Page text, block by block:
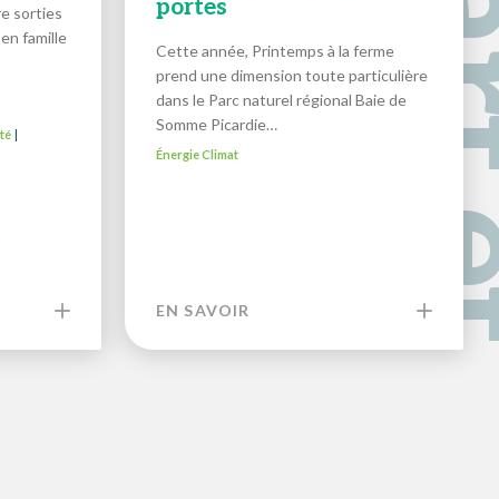
sorties
famille
|
portes
Cette année, Printemps à la ferme
prend une dimension toute particulière
dans le Parc naturel régional Baie de
Somme Picardie…
Énergie Climat
EN SAVOIR